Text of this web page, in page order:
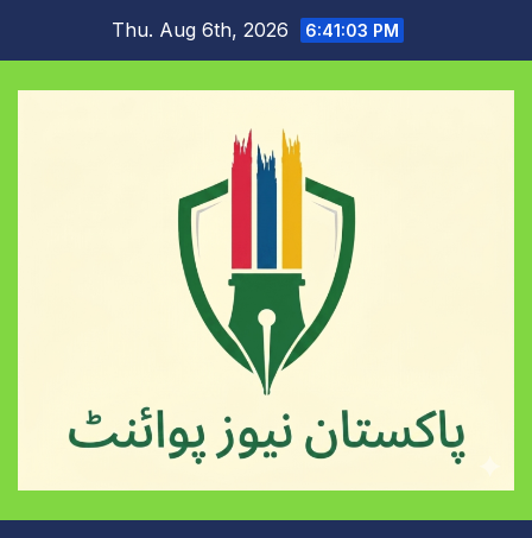
content
Thu. Aug 6th, 2026 6:41:04 PM